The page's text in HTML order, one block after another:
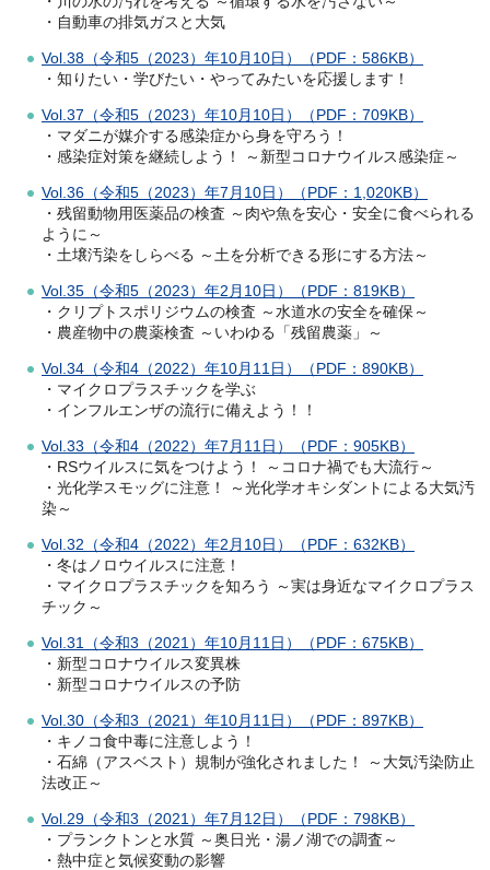
・自動車の排気ガスと大気
Vol.38（令和5（2023）年10月10日）（PDF：586KB）
・知りたい・学びたい・やってみたいを応援します！
Vol.37（令和5（2023）年10月10日）（PDF：709KB）
・マダニが媒介する感染症から身を守ろう！
・感染症対策を継続しよう！ ～新型コロナウイルス感染症～
Vol.36（令和5（2023）年7月10日）（PDF：1,020KB）
・残留動物用医薬品の検査 ～肉や魚を安心・安全に食べられる
ように～
・土壌汚染をしらべる ～土を分析できる形にする方法～
Vol.35（令和5（2023）年2月10日）（PDF：819KB）
・クリプトスポリジウムの検査 ～水道水の安全を確保～
・農産物中の農薬検査 ～いわゆる「残留農薬」～
Vol.34（令和4（2022）年10月11日）（PDF：890KB）
・マイクロプラスチックを学ぶ
・インフルエンザの流行に備えよう！！
Vol.33（令和4（2022）年7月11日）（PDF：905KB）
・RSウイルスに気をつけよう！ ～コロナ禍でも大流行～
・光化学スモッグに注意！ ～光化学オキシダントによる大気汚
染～
Vol.32（令和4（2022）年2月10日）（PDF：632KB）
・冬はノロウイルスに注意！
・マイクロプラスチックを知ろう ～実は身近なマイクロプラス
チック～
Vol.31（令和3（2021）年10月11日）（PDF：675KB）
・新型コロナウイルス変異株
・新型コロナウイルスの予防
Vol.30（令和3（2021）年10月11日）（PDF：897KB）
・キノコ食中毒に注意しよう！
・石綿（アスベスト）規制が強化されました！ ～大気汚染防止
法改正～
Vol.29（令和3（2021）年7月12日）（PDF：798KB）
・プランクトンと水質 ～奥日光・湯ノ湖での調査～
・熱中症と気候変動の影響